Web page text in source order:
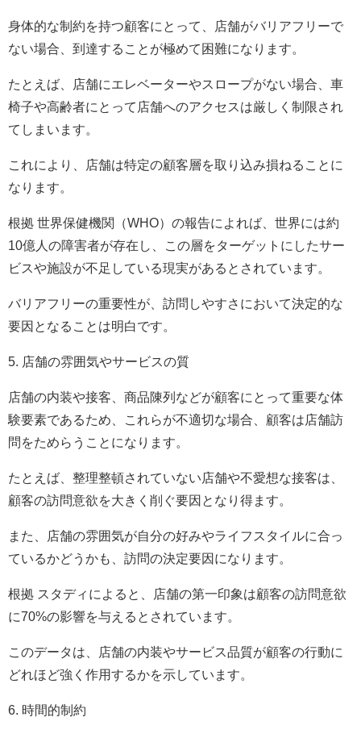
身体的な制約を持つ顧客にとって、店舗がバリアフリーで
ない場合、到達することが極めて困難になります。
たとえば、店舗にエレベーターやスロープがない場合、車
椅子や高齢者にとって店舗へのアクセスは厳しく制限され
てしまいます。
これにより、店舗は特定の顧客層を取り込み損ねることに
なります。
根拠 世界保健機関（WHO）の報告によれば、世界には約
10億人の障害者が存在し、この層をターゲットにしたサー
ビスや施設が不足している現実があるとされています。
バリアフリーの重要性が、訪問しやすさにおいて決定的な
要因となることは明白です。
5. 店舗の雰囲気やサービスの質
店舗の内装や接客、商品陳列などが顧客にとって重要な体
験要素であるため、これらが不適切な場合、顧客は店舗訪
問をためらうことになります。
たとえば、整理整頓されていない店舗や不愛想な接客は、
顧客の訪問意欲を大きく削ぐ要因となり得ます。
また、店舗の雰囲気が自分の好みやライフスタイルに合っ
ているかどうかも、訪問の決定要因になります。
根拠 スタディによると、店舗の第一印象は顧客の訪問意欲
に70%の影響を与えるとされています。
このデータは、店舗の内装やサービス品質が顧客の行動に
どれほど強く作用するかを示しています。
6. 時間的制約